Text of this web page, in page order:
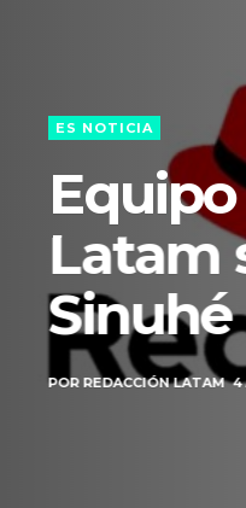
ES NOTICIA
Latam
POR REDACCIÓN LATAM 4